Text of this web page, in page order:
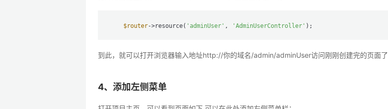
$router->resource( 'adminUser' , 'AdminUserController'
到此，就可以打开浏览器输入地址http://你的域名/admin/adminUser访问刚刚创建完的页面了
4、添加左侧菜单